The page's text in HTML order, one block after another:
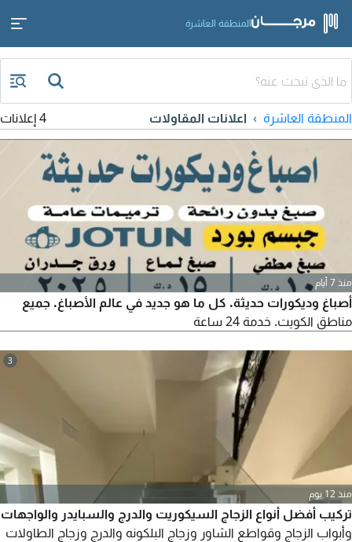
المنطقة العاشرة
المنطقة العاشرة اعلانات المقاولات 4 إعلانات
منذ 7 أيام
أصباغ وديكورات حديثة. كل ما هو جديد في عالم الأصباغ. جميع
مناطق الكويت. خدمة 24 ساعة
3
منذ 12 يوم
تركيب أفضل أنواع الزجاج السيكوريت والدرج والسبايدر والواجهات
وأبواب الزجاج وقواطع الشاور وزجاج البلكونه والدرج وزجاج الطاولات